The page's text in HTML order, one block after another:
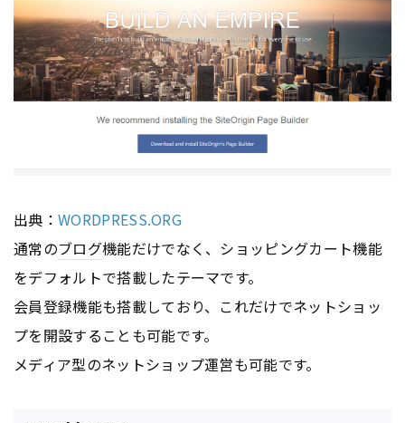
出典： WORDPRESS.ORG
通常のブログ機能だけでなく、ショッピングカート機能
をデフォルトで搭載したテーマです。
会員登録機能も搭載しており、これだけでネットショッ
プを開設することも可能です。
メディア型のネットショップ運営も可能です。